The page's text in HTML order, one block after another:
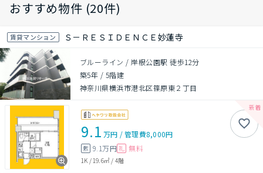
おすすめ物件 (20件)
賃貸マンション Ｓ－ＲＥＳＩＤＥＮＣＥ妙蓮寺
ブルーライン / 岸根公園駅 徒歩12分
築5年 / 5階建
神奈川県横浜市港北区篠原東２丁目
9.1 万円 /管理費8,000円
敷 9.1万円 礼 無料
1K /19.6㎡ / 4階